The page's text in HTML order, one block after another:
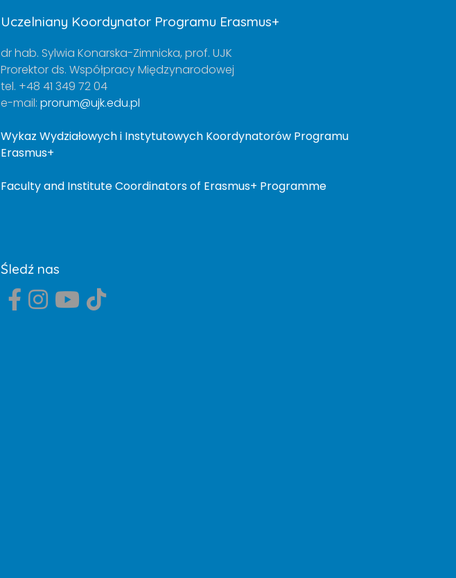
Uczelniany Koordynator Programu Erasmus+
dr hab. Sylwia Konarska-Zimnicka, prof. UJK
Prorektor ds. Współpracy Międzynarodowej
tel. +48 41 349 72 04
e-mail: prorum@ujk.edu.pl
Wykaz Wydziałowych i Instytutowych Koordynatorów Programu
Erasmus+
Faculty and Institute Coordinators of Erasmus+ Programme
Śledź nas